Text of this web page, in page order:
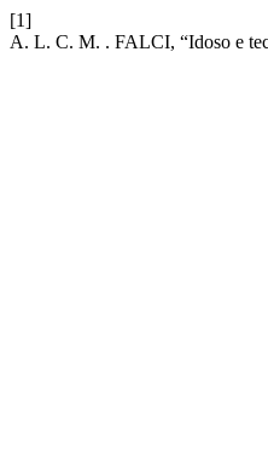
[1]
A. L. C. M. . FALCI, “Idoso e